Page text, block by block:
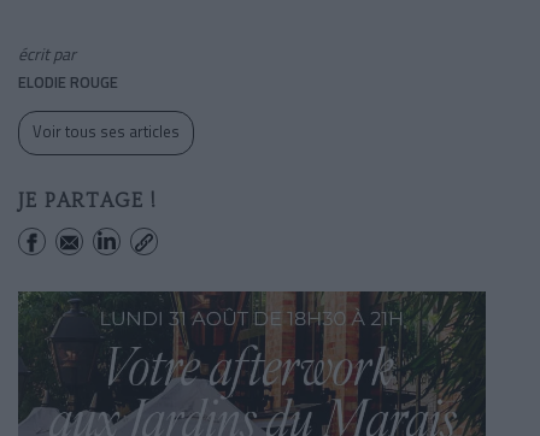
écrit par
ELODIE ROUGE
Voir tous ses articles
JE PARTAGE !